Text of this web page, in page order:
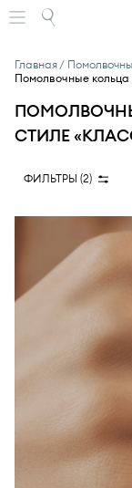
Главная
Помолвочные
СТИЛЕ
ФИЛЬТРЫ (2)